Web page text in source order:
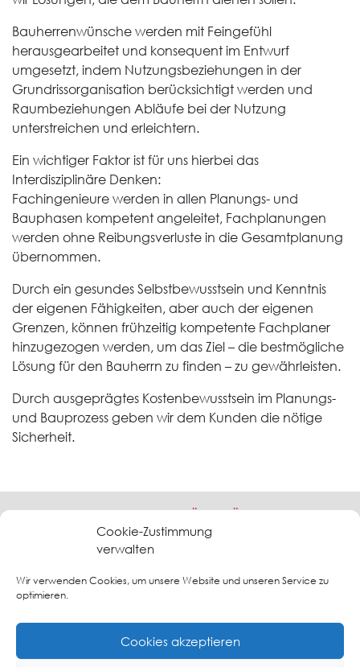
Cookie-Zustimmung
verwalten
Wir verwenden Cookies, um unsere Website und unseren Service zu
optimieren.
Cookies akzeptieren
Bauherrenwünsche werden mit Feingefühl
herausgearbeitet und konsequent im Entwurf
umgesetzt, indem Nutzungsbeziehungen in der
Grundrissorganisation berücksichtigt werden und
Raumbeziehungen Abläufe bei der Nutzung
unterstreichen und erleichtern.
Ein wichtiger Faktor ist für uns hierbei das
Interdisziplinäre Denken:
Fachingenieure werden in allen Planungs- und
Bauphasen kompetent angeleitet, Fachplanungen
werden ohne Reibungsverluste in die Gesamtplanung
übernommen.
Durch ein gesundes Selbstbewusstsein und Kenntnis
der eigenen Fähigkeiten, aber auch der eigenen
Grenzen, können frühzeitig kompetente Fachplaner
hinzugezogen werden, um das Ziel – die bestmögliche
Lösung für den Bauherrn zu finden – zu gewährleisten.
Durch ausgeprägtes Kostenbewusstsein im Planungs-
und Bauprozess geben wir dem Kunden die nötige
Sicherheit.
RANDOLF HERGENHAN - BÜRO FÜR ARCHITEKTUR
UND BRANDSCHUTZ
Barkauer Str. 56 - 58 - 24145 Kiel - Tel: 0431 - 2 00 58-
30 - www.brandschutz-kiel.de